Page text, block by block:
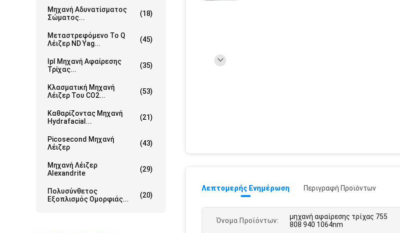
Μηχανή Αδυνατίσματος
Σώματος...
(18)
Μεταστρεφόμενο Το Q
Λέιζερ ND Yag...
(45)
Ipl Μηχανή Αφαίρεσης
Τρίχας...
(35)
Κλασματική Μηχανή
Λέιζερ Του CO2...
(53)
Καθαρίζοντας Μηχανή
Hydrafacial...
(21)
Picosecond Μηχανή
Λέιζερ
(43)
Μηχανή Λέιζερ
Alexandrite
(29)
Πολυσύνθετος
Εξοπλισμός Ομορφιάς...
(20)
Λεπτομερής Ενημέρωση Περιγραφή Προϊόντων
Όνομα Προϊόντων:
μηχανή αφαίρεσης τρίχας 755
808 940 1064nm